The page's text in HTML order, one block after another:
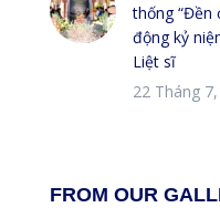
thống “Đền
động kỷ
Liệt sĩ
22 Tháng
FROM OUR